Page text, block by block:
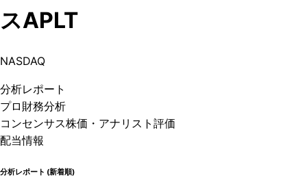
スAPLT
NASDAQ
分析レポート
プロ 財務分析
コンセンサス株価 ・アナリスト評価
配当情報
分析レポート (新着順)